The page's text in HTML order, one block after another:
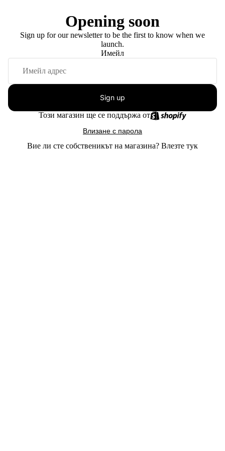
Opening soon
Sign up for our newsletter to be the first to know when we
launch.
Имейл
Sign up
Този магазин ще се поддържа от
Влизане с парола
Вие ли сте собственикът на магазина? Влезте тук